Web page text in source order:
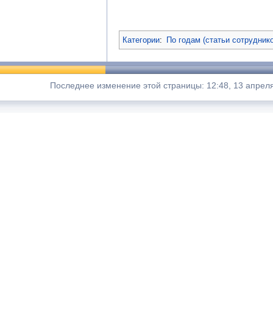
Категории: По годам (статьи
Последнее изменение этой страницы: 12:48, 13